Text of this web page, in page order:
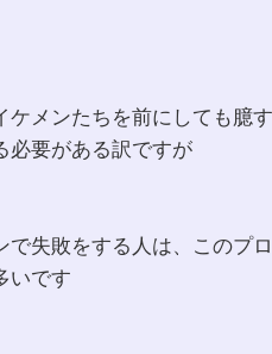
ケメンたちを前にしても臆
必要がある訳ですが
で失敗をする人は、このプ
いです